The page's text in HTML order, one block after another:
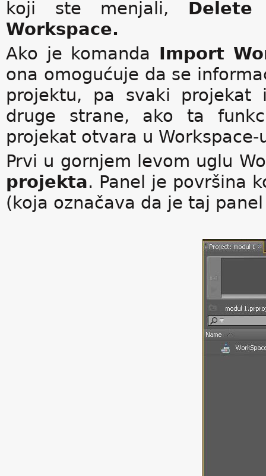
koji ste menjali, Delete
Workspace.
Ako je komanda Import
ona omogućuje da se
projektu, pa svaki projekat
druge strane, ako ta
projekat otvara u
Prvi u gornjem levom uglu
projekta. Panel je površina
(koja označava da je taj